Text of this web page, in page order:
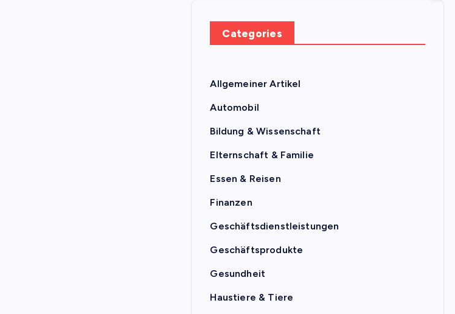
Categories
Allgemeiner Artikel
Automobil
Bildung & Wissenschaft
Elternschaft & Familie
Essen & Reisen
Finanzen
Geschäftsdienstleistungen
Geschäftsprodukte
Gesundheit
Haustiere & Tiere